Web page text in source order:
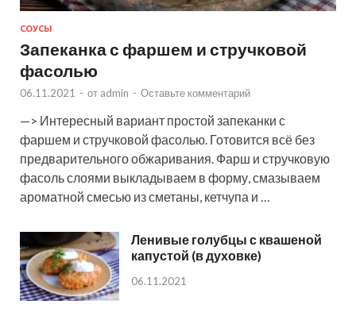
СОУСЫ
Запеканка с фаршем и стручковой
фасолью
06.11.2021 - от admin - Оставьте комментарий
—> Интересный вариант простой запеканки с
фаршем и стручковой фасолью. Готовится всё без
предварительного обжаривания. Фарш и стручковую
фасоль слоями выкладываем в форму, смазываем
ароматной смесью из сметаны, кетчупа и …
Ленивые голубцы с квашеной
капустой (в духовке)
06.11.2021